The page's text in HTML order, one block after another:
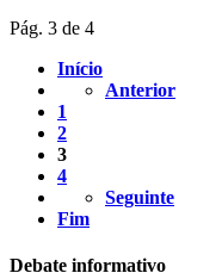
Pág. 3 de 4
Início
Anterior
1
2
3
4
Seguinte
Fim
Debate informativo